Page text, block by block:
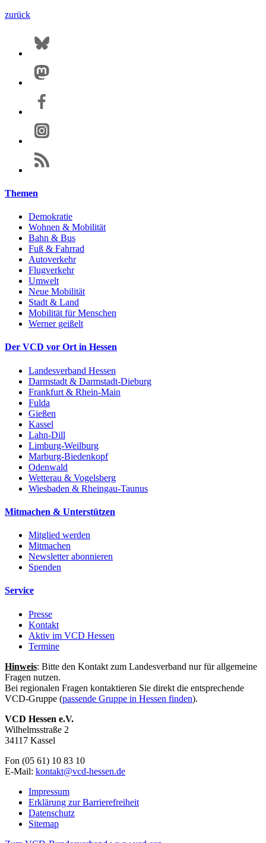
zurück
Themen
Demokratie
Wohnen & Mobilität
Bahn & Bus
Fuß & Fahrrad
Autoverkehr
Flugverkehr
Umwelt
Neue Mobilität
Stadt & Land
Mobilität für Menschen
Werner geißelt
Der VCD vor Ort in Hessen
Landesverband Hessen
Darmstadt & Darmstadt-Dieburg
Frankfurt & Rhein-Main
Fulda
Gießen
Kassel
Lahn-Dill
Limburg-Weilburg
Marburg-Biedenkopf
Odenwald
Wetterau & Vogelsberg
Wiesbaden & Rheingau-Taunus
Mitmachen & Unterstützen
Mitglied werden
Mitmachen
Newsletter abonnieren
Spenden
Service
Presse
Kontakt
Aktiv im VCD Hessen
Termine
Hinweis: Bitte den Kontakt zum Landesverband nur für allgemeine
Fragen nutzen.
Bei regionalen Fragen kontaktieren Sie direkt die entsprechende
VCD-Gruppe (passende Gruppe in Hessen finden).
VCD Hessen e.V.
Wilhelmsstraße 2
34117 Kassel
Fon (05 61) 10 83 10
E-Mail: kontakt@vcd-hessen.de
Impressum
Erklärung zur Barrierefreiheit
Datenschutz
Sitemap